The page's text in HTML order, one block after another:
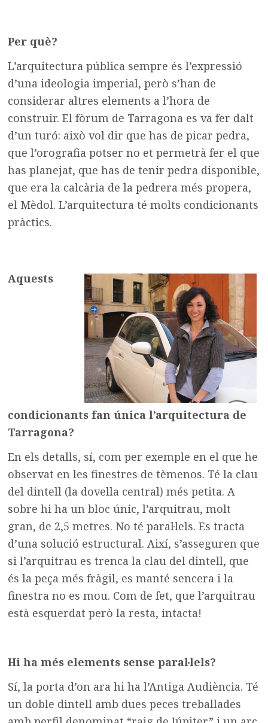
Per què?
L’arquitectura pública sempre és l’expressió
d’una ideologia imperial, però s’han de
considerar altres elements a l’hora de
construir. El fòrum de Tarragona es va fer dalt
d’un turó: això vol dir que has de picar pedra,
que l’orografia potser no et permetrà fer el que
has planejat, que has de tenir pedra disponible,
que era la calcària de la pedrera més propera,
el Mèdol. L’arquitectura té molts condicionants
pràctics.
Aquests
condicionants fan única l’arquitectura de
Tarragona?
En els detalls, sí, com per exemple en el que he
observat en les finestres de tèmenos. Té la clau
del dintell (la dovella central) més petita. A
sobre hi ha un bloc únic, l’arquitrau, molt
gran, de 2,5 metres. No té paral·lels. Es tracta
d’una solució estructural. Així, s’asseguren que
si l’arquitrau es trenca la clau del dintell, que
és la peça més fràgil, es manté sencera i la
finestra no es mou. Com de fet, que l’arquitrau
està esquerdat però la resta, intacta!
Hi ha més elements sense paral·lels?
Sí, la porta d’on ara hi ha l’Antiga Audiència. Té
un doble dintell amb dues peces treballades